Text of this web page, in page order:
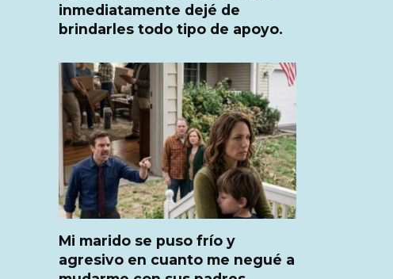
inmediatamente dejé de
brindarles todo tipo de apoyo.
Mi marido se puso frío y
agresivo en cuanto me negué a